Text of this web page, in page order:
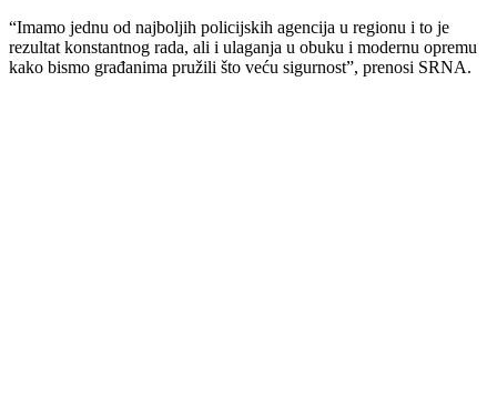
“Imamo jednu od najboljih policijskih agencija u regionu i to je
rezultat konstantnog rada, ali i ulaganja u obuku i modernu opremu
kako bismo građanima pružili što veću sigurnost”, prenosi SRNA.